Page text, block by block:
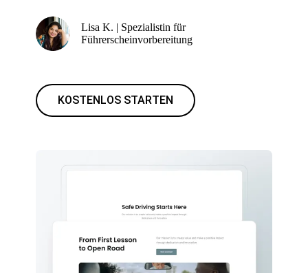
Lisa K. | Spezialistin für
Führerscheinvorbereitung
KOSTENLOS STARTEN